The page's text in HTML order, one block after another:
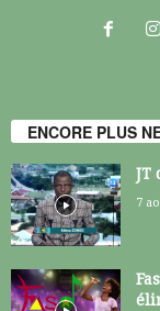
ENCORE PLUS
JT
7